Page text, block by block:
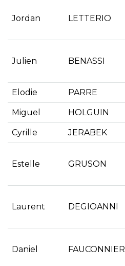
Jordan LETTERIO
Julien BENASSI
Elodie PARRE
Miguel HOLGUIN
Cyrille JERABEK
Estelle GRUSON
Laurent DEGIOANNI
Daniel FAUCONNIER